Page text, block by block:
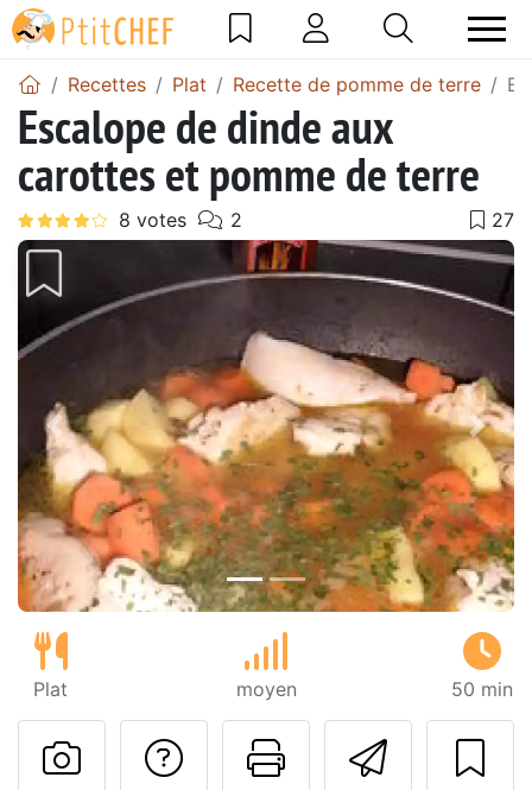
Recettes Plat Recette de pomme de terre
Escalope de dinde aux
carottes et pomme de terre
Précédent
Plat moyen 50 min
Imprimer
Poser une